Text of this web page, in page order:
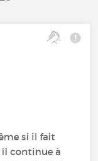
si il fait
il continue à